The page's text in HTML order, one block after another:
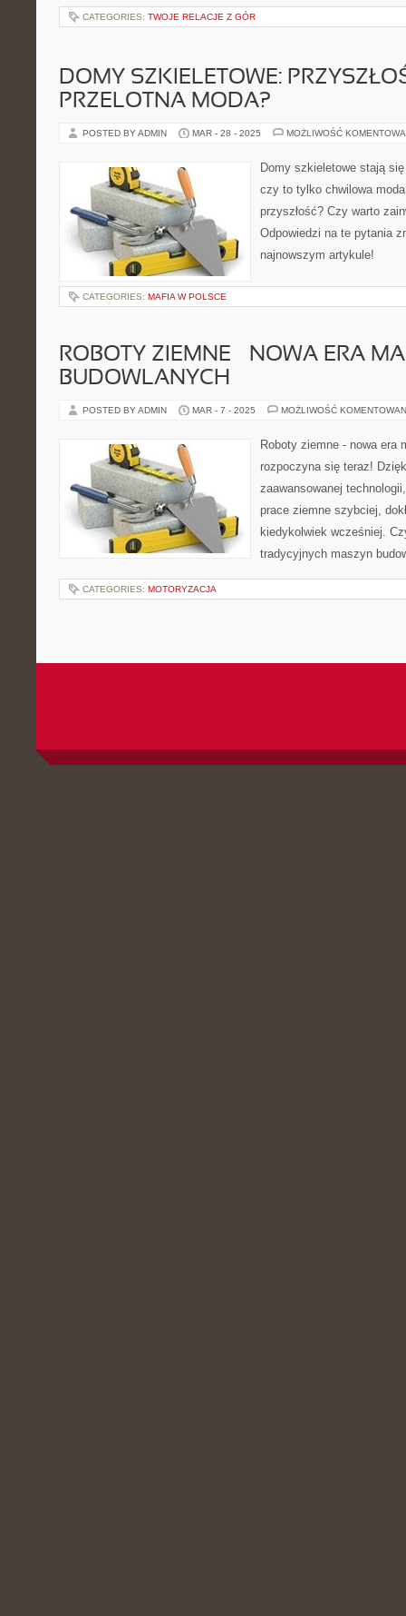
CATEGORIES: TWOJE RELACJE Z GÓR
DOMY SZKIELETOWE:
PRZELOTNA MODA?
POSTED BY ADMIN MAR - 28 - 2025 MOŻLIWOŚĆ
Domy szkieletowe stają
czy to tylko chwilowa
przyszłość? Czy warto
Odpowiedzi na te pytania
najnowszym artykule!
CATEGORIES: MAFIA W POLSCE
ROBOTY ZIEMNE – NOWA ERA
BUDOWLANYCH
POSTED BY ADMIN MAR - 7 - 2025 MOŻLIWOŚĆ
Roboty ziemne - nowa era
rozpoczyna się teraz!
zaawansowanej
prace ziemne szybciej,
kiedykolwiek wcześniej.
tradycyjnych maszyn
CATEGORIES: MOTORYZACJA